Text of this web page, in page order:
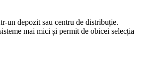
un depozit sau centru de distribuție.
mai mici și permit de obicei selecția